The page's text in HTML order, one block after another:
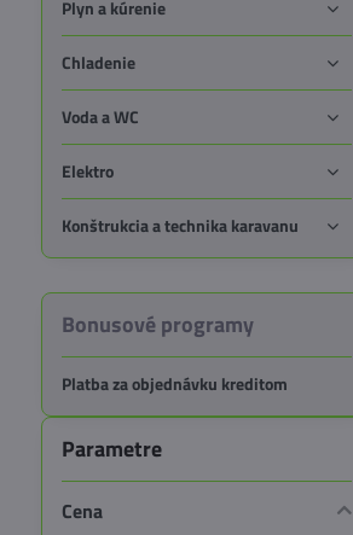
Parametre
Cena
Plyn a kúrenie
Chladenie
Voda a WC
Elektro
Konštrukcia a technika karavanu
Bonusové programy
Platba za objednávku kreditom